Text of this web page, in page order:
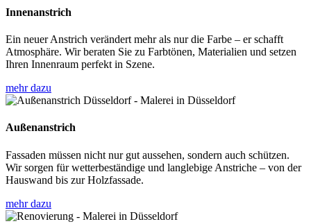
Innenanstrich
Ein neuer Anstrich verändert mehr als nur die Farbe – er schafft
Atmosphäre. Wir beraten Sie zu Farbtönen, Materialien und setzen
Ihren Innenraum perfekt in Szene.
mehr dazu
Außenanstrich
Fassaden müssen nicht nur gut aussehen, sondern auch schützen.
Wir sorgen für wetterbeständige und langlebige Anstriche – von der
Hauswand bis zur Holzfassade.
mehr dazu